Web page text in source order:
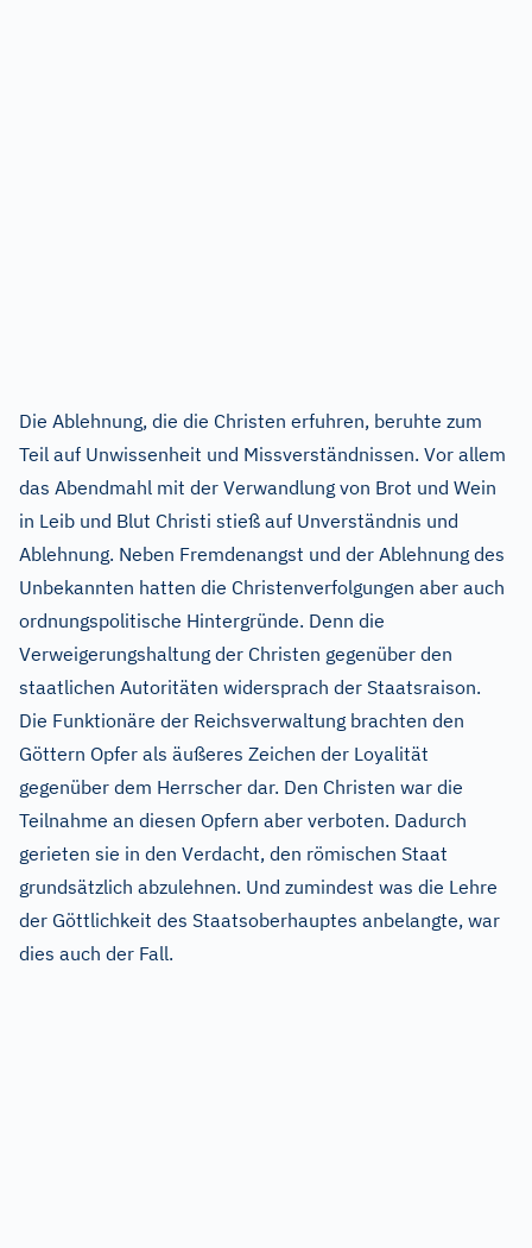
Die Ablehnung, die die Christen erfuhren, beruhte zum
Teil auf Unwissenheit und Missverständnissen. Vor allem
das Abendmahl mit der Verwandlung von Brot und Wein
in Leib und Blut Christi stieß auf Unverständnis und
Ablehnung. Neben Fremdenangst und der Ablehnung des
Unbekannten hatten die Christenverfolgungen aber auch
ordnungspolitische Hintergründe. Denn die
Verweigerungshaltung der Christen gegenüber den
staatlichen Autoritäten widersprach der Staatsraison.
Die Funktionäre der Reichsverwaltung brachten den
Göttern Opfer als äußeres Zeichen der Loyalität
gegenüber dem Herrscher dar. Den Christen war die
Teilnahme an diesen Opfern aber verboten. Dadurch
gerieten sie in den Verdacht, den römischen Staat
grundsätzlich abzulehnen. Und zumindest was die Lehre
der Göttlichkeit des Staatsoberhauptes anbelangte, war
dies auch der Fall.